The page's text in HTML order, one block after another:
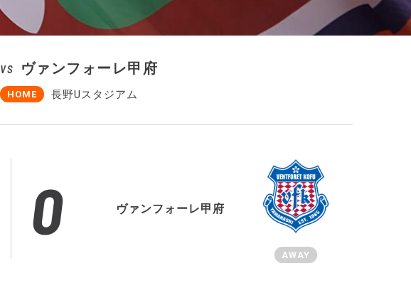
VS ヴァンフォーレ甲府
HOME 長野Uスタジアム
0 ヴァンフォーレ甲府
AWAY